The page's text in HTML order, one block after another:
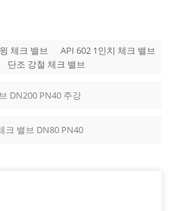
체크 밸브
API 602 1인치 체크 밸브
단조 강철 체크 밸브
DN200 PN40 주강
크 밸브 DN80 PN40